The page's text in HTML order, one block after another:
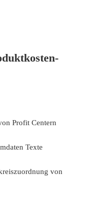
Profit Centern
Texte
von